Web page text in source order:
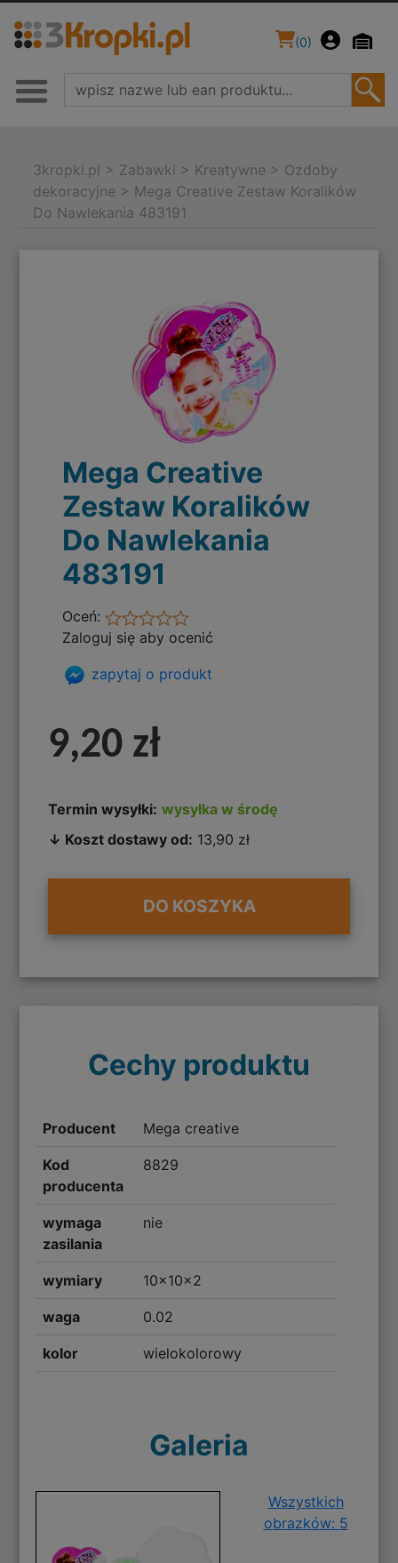
(0)
3kropki.pl > Zabawki > Kreatywne > Ozdoby
dekoracyjne > Mega Creative Zestaw Koralików
Do Nawlekania 483191
Mega Creative
Zestaw Koralików
Do Nawlekania
483191
Oceń:
Zaloguj się aby ocenić
zapytaj o produkt
9,20 zł
Termin wysyłki: wysyłka w środę
↓ Koszt dostawy od: 13,90 zł
DO KOSZYKA
Cechy produktu
Producent Mega creative
Kod
producenta
8829
wymaga
zasilania
nie
wymiary 10x10x2
waga 0.02
kolor wielokolorowy
Galeria
Wszystkich
obrazków: 5